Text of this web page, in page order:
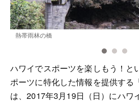
熱帯雨林の橋
ハワイでスポーツを楽しもう！と
ポーツに特化した情報を提供する
は、2017年3月19日（日）にハワ